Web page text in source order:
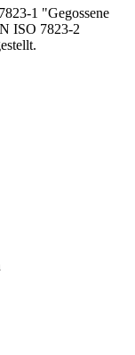
1 "Gegossene
ISO 7823-2